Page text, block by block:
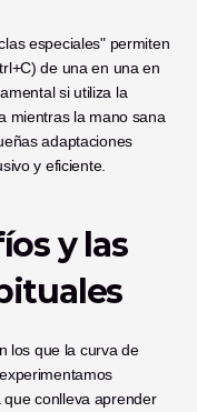
especiales" permiten
de una en una en
si utiliza la
mientras la mano sana
adaptaciones
y eficiente.
y las
los que la curva de
que conlleva aprender